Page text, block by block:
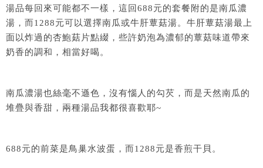
湯品每回來可能都不一樣，這回688元的套餐附的是南瓜濃
湯，而1288元可以選擇南瓜或牛肝蕈菇湯。牛肝蕈菇湯最上
面以炸過的杏鮑菇片點綴，些許奶泡為濃郁的蕈菇味道帶來
奶香的調和，相當好喝。
南瓜濃湯也絲毫不遜色，沒有惱人的勾芡，而是天然南瓜的
堆疊與香甜，兩種湯品我都很喜歡耶~
688元的前菜是鳥巢水波蛋，而1288元是香煎干貝。